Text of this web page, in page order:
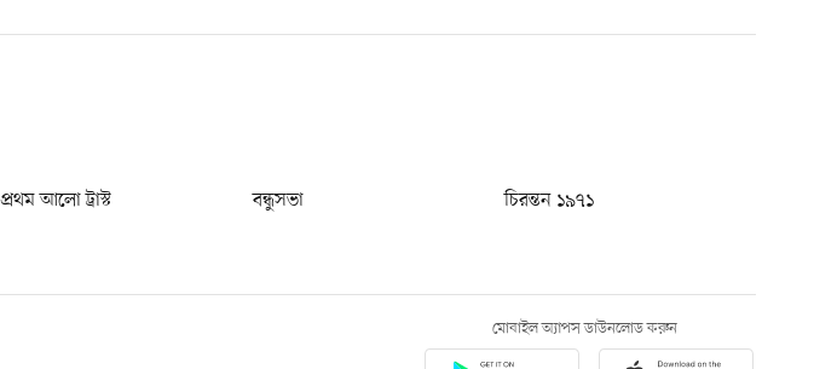
প্রথম আলো ট্রাস্ট বন্ধুসভা
চিরন্তন ১৯৭১
মোবাইল অ্যাপস ডাউনলোড করুন